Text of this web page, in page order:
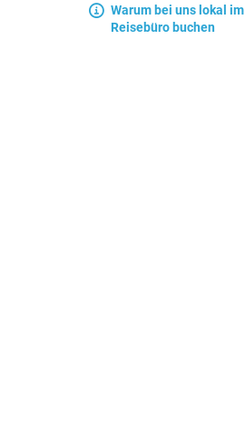
Warum bei uns lokal im
Reisebüro buchen